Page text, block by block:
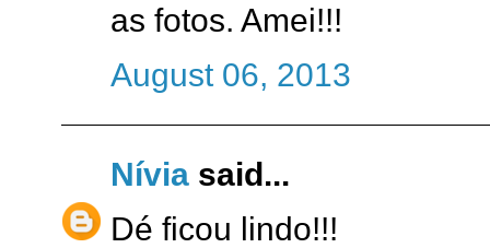
as fotos. Amei!!!
August 06, 2013
Nívia said...
Dé ficou lindo!!!